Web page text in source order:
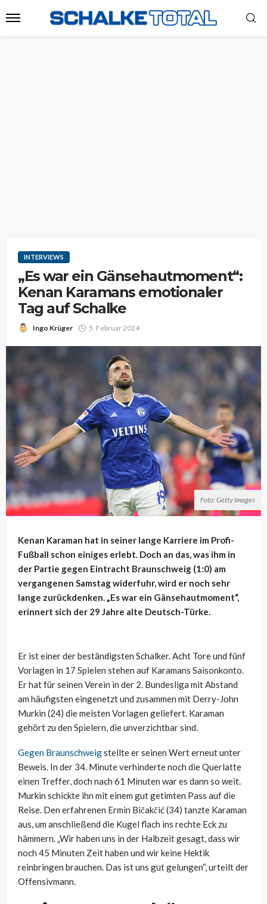
INTERVIEWS
„Es war ein Gänsehautmoment“:
Kenan Karamans emotionaler
Tag auf Schalke
Ingo Krüger 5. Februar 2024
Foto: Getty Images
Kenan Karaman hat in seiner lange Karriere im Profi-
Fußball schon einiges erlebt. Doch an das, was ihm in
der Partie gegen Eintracht Braunschweig (1:0) am
vergangenen Samstag widerfuhr, wird er noch sehr
lange zurückdenken. „Es war ein Gänsehautmoment“,
erinnert sich der 29 Jahre alte Deutsch-Türke.
Er ist einer der beständigsten Schalker. Acht Tore und fünf
Vorlagen in 17 Spielen stehen auf Karamans Saisonkonto.
Er hat für seinen Verein in der 2. Bundesliga mit Abstand
am häufigsten eingenetzt und zusammen mit Derry-John
Murkin (24) die meisten Vorlagen geliefert. Karaman
gehört zu den Spielern, die unverzichtbar sind.
Gegen Braunschweigstellte er seinen Wert erneut unter
Beweis. In der 34. Minute verhinderte noch die Querlatte
einen Treffer, doch nach 61 Minuten war es dann so weit.
Murkin schickte ihn mit einem gut getimten Pass auf die
Reise. Den erfahrenen Ermin Bičakčić (34) tanzte Karaman
aus, um anschließend die Kugel flach ins rechte Eck zu
hämmern. „Wir haben uns in der Halbzeit gesagt, dass wir
noch 45 Minuten Zeit haben und wir keine Hektik
reinbringen brauchen. Das ist uns gut gelungen“, urteilt der
Offensivmann.